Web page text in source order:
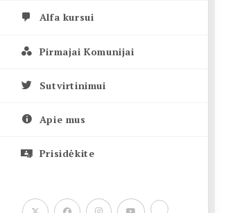
Alfa kursui
Pirmajai Komunijai
Sutvirtinimui
Apie mus
Prisidėkite